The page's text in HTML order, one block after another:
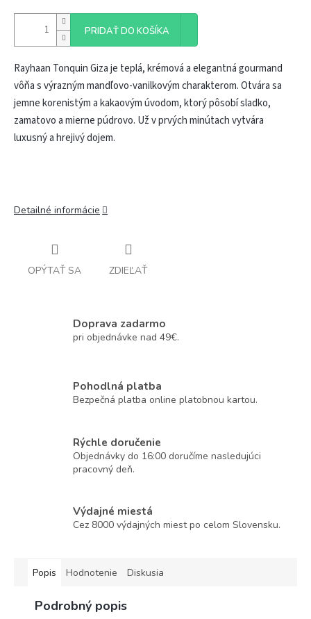
PRIDAŤ DO KOŠÍKA
Rayhaan Tonquin Giza je teplá, krémová a elegantná gourmand
vôňa s výrazným mandľovo-vanilkovým charakterom. Otvára sa
jemne korenistým a kakaovým úvodom, ktorý pôsobí sladko,
zamatovo a mierne púdrovo. Už v prvých minútach vytvára
luxusný a hrejivý dojem.
Detailné informácie
OPÝTAŤ SA ZDIEĽAŤ
Doprava zadarmo
pri objednávke nad 49€.
Pohodlná platba
Bezpečná platba online platobnou kartou.
Rýchle doručenie
Objednávky do 16:00 doručíme nasledujúci
pracovný deň.
Výdajné miestá
Cez 8000 výdajných miest po celom Slovensku.
Popis Hodnotenie Diskusia
Podrobný popis